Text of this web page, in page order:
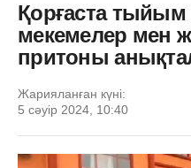
Қорғаста тыйым
мекемелер мен
притоны
Жарияланған күні:
5 сәуір 2024, 10:40